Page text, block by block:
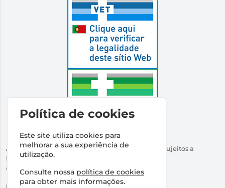
Autorizado a Disponibilizar Medicamentos Não Sujeitos a
Receita Médica
através da Internet pelo Infarmed. I.P.
Direção Técnica:Dr Ricardo Santos
Política de cookies
Este site utiliza cookies para
melhorar a sua experiência de
utilização.
Consulte nossa política de cookies
para obter mais informações.